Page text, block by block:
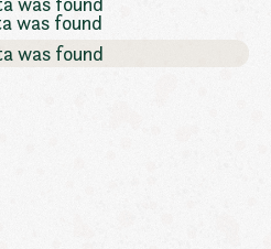
was found
was found